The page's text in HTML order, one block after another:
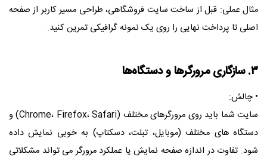
مثال عملی: قبل از ساخت سایت فروشگاهی، طراحی مسیر کاربر از صفحه
اصلی تا پرداخت نهایی را روی یک نمونه گرافیکی تمرین کنید.
۳. سازگاری مرورگرها و دستگاه‌ها
• چالش:
سایت شما باید روی مرورگرهای مختلف (Chrome، Firefox، Safari) و
دستگاه‌ های مختلف (موبایل، تبلت، دسکتاپ) به خوبی نمایش داده
شود. تفاوت در اندازه صفحه نمایش یا عملکرد مرورگر می‌ تواند مشکلاتی